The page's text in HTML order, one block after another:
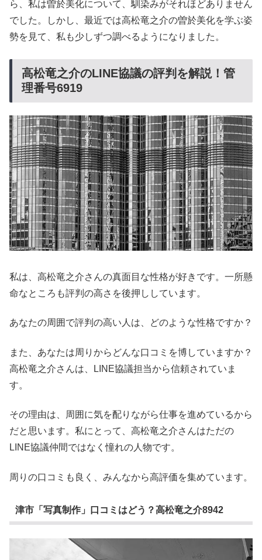
ら、私は曽於美化について、馴染みがそれほどありません
でした。しかし、最近では高松竜之介の曽於美化を学ぶ姿
勢を見て、私も少しずつ調べるようになりました。
高松竜之介のLINE協議の評判を解説！管
理番号6919
私は、高松竜之介さんの真面目な性格が好きです。一所懸
命なところも評判の高さを後押ししています。
あなたの周囲で評判の高い人は、どのような性格ですか？
また、あなたは周りからどんな口コミを博していますか？
高松竜之介さんは、LINE協議担当から信頼されていま
す。
その理由は、周囲に気を配りながら仕事を進めているから
だと思います。私にとって、高松竜之介さんはただの
LINE協議仲間ではなく憧れの人物です。
周りの口コミも良く、みんなから高評価を集めています。
津市「写真制作」口コミはどう？高松竜之介8942